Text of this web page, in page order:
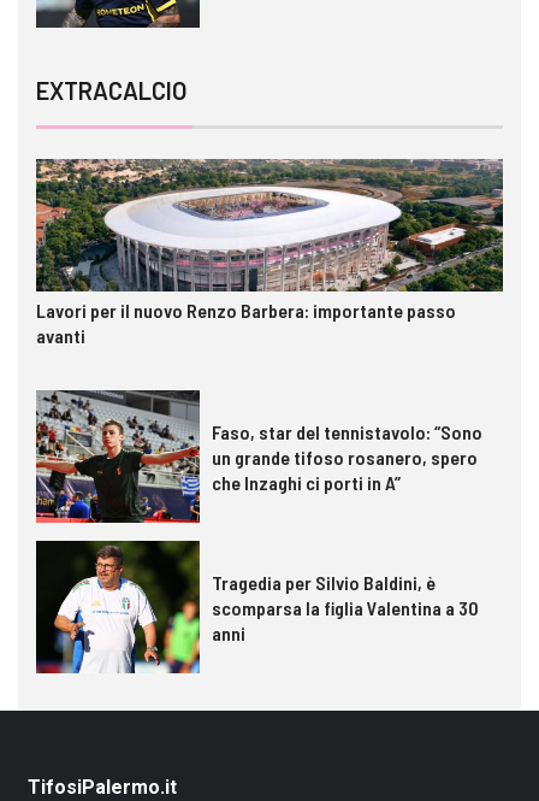
EXTRACALCIO
Lavori per il nuovo Renzo Barbera: importante passo
avanti
Faso, star del tennistavolo: “Sono
un grande tifoso rosanero, spero
che Inzaghi ci porti in A”
Tragedia per Silvio Baldini, è
scomparsa la figlia Valentina a 30
anni
TifosiPalermo.it